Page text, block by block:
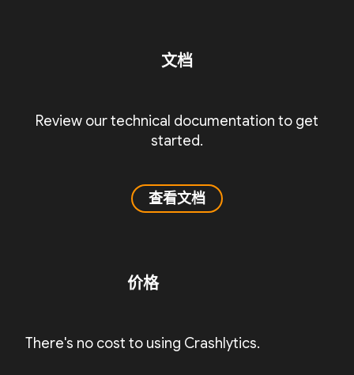
文档
Review our technical documentation to get
started.
查看文档
价格
There's no cost to using Crashlytics.